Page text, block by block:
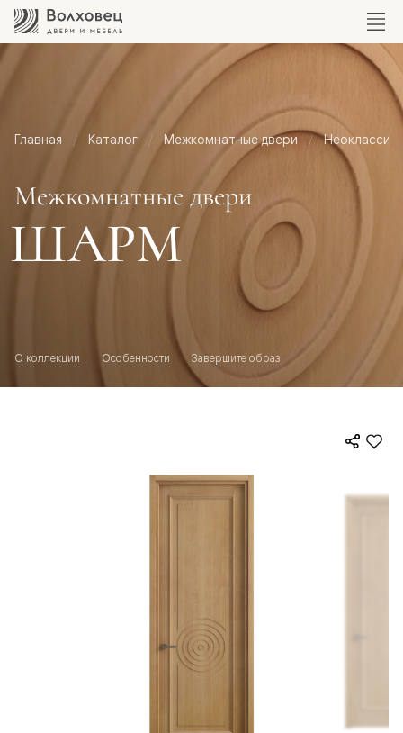
Главная Каталог Межкомнатные двери Неоклассика
Межкомнатные двери
ШАРМ
О коллекции Особенности Завершите образ